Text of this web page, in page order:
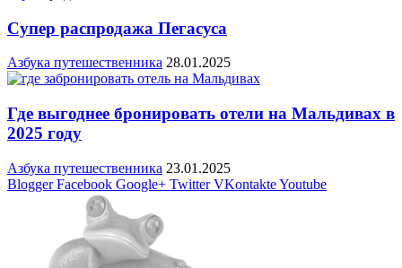
Супер распродажа Пегасуса
Азбука путешественника 28.01.2025
Где выгоднее бронировать отели на Мальдивах в
2025 году
Азбука путешественника 23.01.2025
Blogger Facebook Google+ Twitter VKontakteYoutube